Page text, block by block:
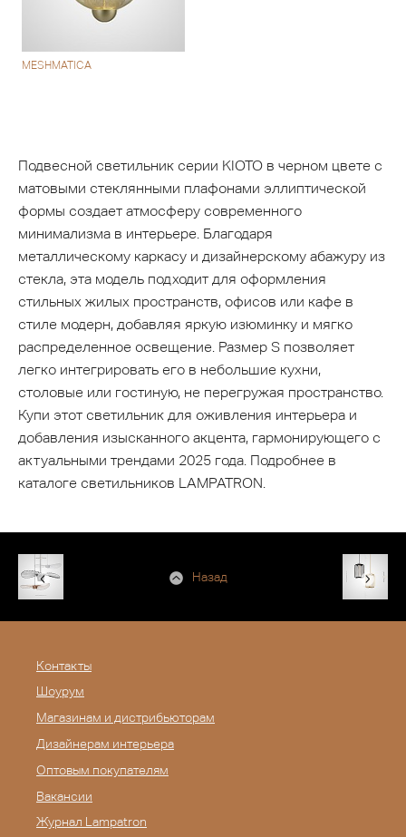
MESHMATICA
Подвесной светильник серии KIOTO в черном цвете с
матовыми стеклянными плафонами эллиптической
формы создает атмосферу современного
минимализма в интерьере. Благодаря
металлическому каркасу и дизайнерскому абажуру из
стекла, эта модель подходит для оформления
стильных жилых пространств, офисов или кафе в
стиле модерн, добавляя яркую изюминку и мягко
распределенное освещение. Размер S позволяет
легко интегрировать его в небольшие кухни,
столовые или гостиную, не перегружая пространство.
Купи этот светильник для оживления интерьера и
добавления изысканного акцента, гармонирующего с
актуальными трендами 2025 года. Подробнее в
каталоге светильников LAMPATRON.
Назад
Контакты
Шоурум
Магазинам и дистрибьюторам
Дизайнерам интерьера
Оптовым покупателям
Вакансии
Журнал Lampatron